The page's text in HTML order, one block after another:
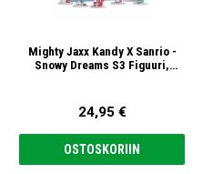
Mighty Jaxx Kandy X Sanrio -
Snowy Dreams S3 Figuuri,
24,95 €
OSTOSKORIIN